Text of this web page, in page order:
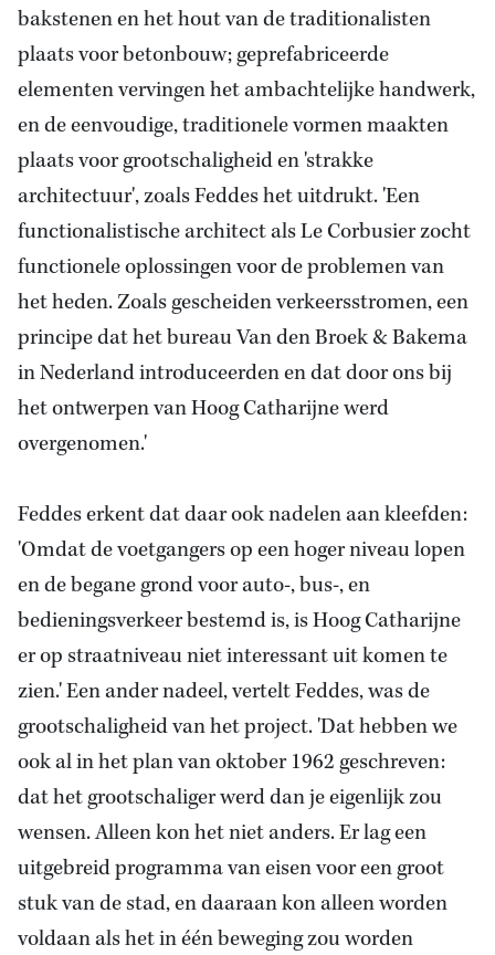
bakstenen en het hout van de traditionalisten
plaats voor betonbouw; geprefabriceerde
elementen vervingen het ambachtelijke handwerk,
en de eenvoudige, traditionele vormen maakten
plaats voor grootschaligheid en 'strakke
architectuur', zoals Feddes het uitdrukt. 'Een
functionalistische architect als Le Corbusier zocht
functionele oplossingen voor de problemen van
het heden. Zoals gescheiden verkeersstromen, een
principe dat het bureau Van den Broek & Bakema
in Nederland introduceerden en dat door ons bij
het ontwerpen van Hoog Catharijne werd
overgenomen.'
Feddes erkent dat daar ook nadelen aan kleefden:
'Omdat de voetgangers op een hoger niveau lopen
en de begane grond voor auto-, bus-, en
bedieningsverkeer bestemd is, is Hoog Catharijne
er op straatniveau niet interessant uit komen te
zien.' Een ander nadeel, vertelt Feddes, was de
grootschaligheid van het project. 'Dat hebben we
ook al in het plan van oktober 1962 geschreven:
dat het grootschaliger werd dan je eigenlijk zou
wensen. Alleen kon het niet anders. Er lag een
uitgebreid programma van eisen voor een groot
stuk van de stad, en daaraan kon alleen worden
voldaan als het in één beweging zou worden